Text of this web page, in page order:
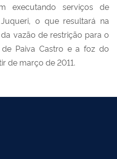
executando serviços de
o que resultará na
vazão de restrição para o
Paiva Castro e a foz do
de março de 2011.